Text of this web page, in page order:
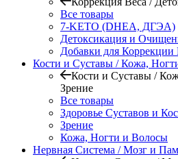
Все товары
7-KETO (DHEA, ДГЭА)
Детоксикация и
Добавки для Коррекции
Кости и Суставы / Кожа,
Кости и Суставы /
Зрение
Все товары
Здоровье Суставов и
Зрение
Кожа, Ногти и Волосы
Нервная Система / Мозг и